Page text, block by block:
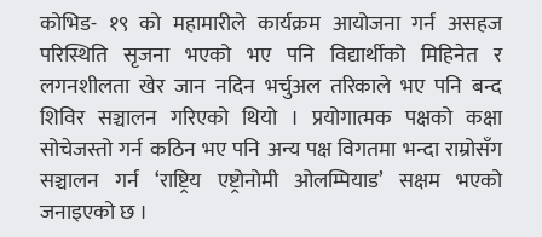
कोभिड- १९ को महामारीले कार्यक्रम आयोजना गर्न असहज
परिस्थिति सृजना भएको भए पनि विद्यार्थीको मिहिनेत र
लगनशीलता खेर जान नदिन भर्चुअल तरिकाले भए पनि बन्द
शिविर सञ्चालन गरिएको थियो । प्रयोगात्मक पक्षको कक्षा
सोचेजस्तो गर्न कठिन भए पनि अन्य पक्ष विगतमा भन्दा राम्रोसँग
सञ्चालन गर्न ‘राष्ट्रिय एष्ट्रोनोमी ओलम्पियाड’ सक्षम भएको
जनाइएको छ ।